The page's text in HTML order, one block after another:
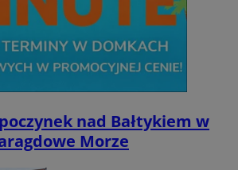
nad Bałtykiem w
Morze